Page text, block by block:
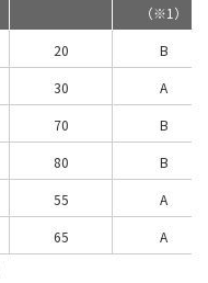
（※1）
20
B
30
A
70
B
80
B
55
A
65 A